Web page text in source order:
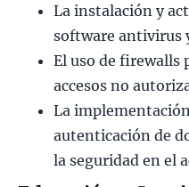
La instalación y
software antivirus
El uso de firewalls
accesos no
La
autenticación de
la seguridad en el